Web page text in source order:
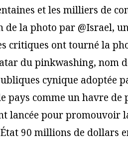
et les milliers de
la photo par @Israel,
critiques ont tourné la
du pinkwashing, nom
cynique adoptée
pays comme un havre de
lancée pour promouvoir
90 millions de dollars